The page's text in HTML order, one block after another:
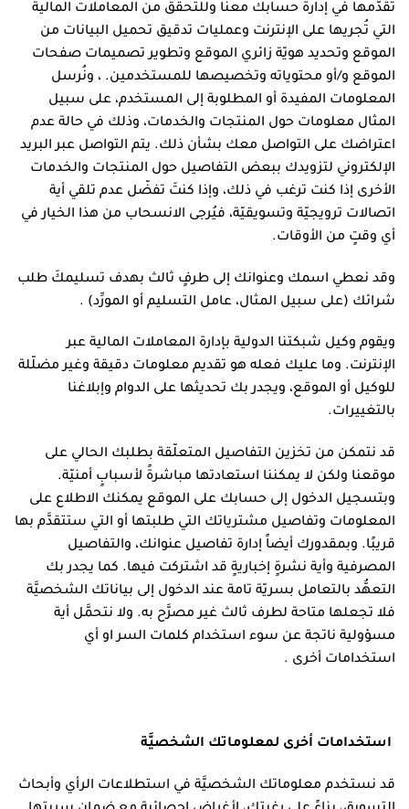
تقدَّمها في إدارة حسابك معنا وللتحقّقَ من المعاملات المالية
التي تُجريها على الإنترنت وعمليات تدقيق تحميل البيانات من
الموقع وتحديد هويّة زائري الموقع وتطوير تصميمات صفحات
الموقع و/أو محتوياته وتخصيصها للمستخدمين. ، ونُرسل
المعلومات المفيدة أو المطلوبة إلى المستخدم، على سبيل
المثال معلومات حول المنتجات والخدمات، وذلك في حالة عدم
اعتراضك على التواصل معك بشأن ذلك. يتم التواصل عبر البريد
الإلكتروني لتزويدك ببعض التفاصيل حول المنتجات والخدمات
الأخرى إذا كنت ترغب في ذلك، وإذا كنتَ تفضّل عدم تلقي أية
اتصالات ترويجيّة وتسويقيّة، فيُرجى الانسحاب من هذا الخيار في
أي وقتٍ من الأوقات.
وقد نعطي اسمك وعنوانك إلى طرفٍ ثالث بهدف تسليمكَ طلب
شرائك (على سبيل المثال، عامل التسليم أو المورِّد) .
ويقوم وكيل شبكتنا الدولية بإدارة المعاملات المالية عبر
الإنترنت. وما عليك فعله هو تقديم معلومات دقيقة وغير مضلّلة
للوكيل أو الموقع، ويجدر بك تحديثها على الدوام وإبلاغنا
بالتغييرات.
قد نتمكن من تخزين التفاصيل المتعلّقة بطلبك الحالي على
موقعنا ولكن لا يمكننا استعادتها مباشرةً لأسبابٍ أمنيّة.
وبتسجيل الدخول إلى حسابك على الموقع يمكنك الاطلاع على
المعلومات وتفاصيل مشترياتك التي طلبتها أو التي ستتقدَّم بها
قريبًا. وبمقدورك أيضاً إدارة تفاصيل عنوانك، والتفاصيل
المصرفية وأية نشرةٍ إخباريةٍ قد اشتركت فيها. كما يجدر بك
التعهُّد بالتعامل بسريّة تامة عند الدخول إلى بياناتك الشخصيَّة
فلا تجعلها متاحة لطرف ثالث غير مصرَّح به. ولا نتحمَّل أية
مسؤولية ناتجة عن سوء استخدام كلمات السر او أي
استخدامات أخرى .
استخدامات أخرى لمعلوماتك الشخصيَّة
قد نستخدم معلوماتك الشخصيَّة في استطلاعات الرأي وأبحاث